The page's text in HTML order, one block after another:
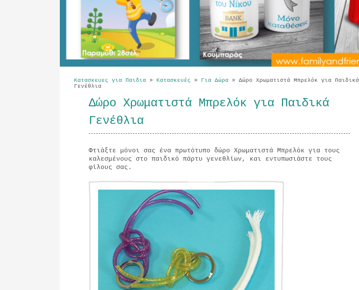
Κατασκευες για Παιδια » Κατασκευές » Για Δώρα »
Δώρο Χρωματιστά Μπρελόκ για Παιδικά
Γενέθλια
Δώρο Χρωματιστά Μπρελόκ για Παιδικά
Γενέθλια
Φτιάξτε μόνοι σας ένα πρωτότυπο δώρο Χρωματιστά Μπρελόκ για τους
καλεσμένους στο παιδικό πάρτυ γενεθλίων, και εντυπωσιάστε τους
φίλους σας.